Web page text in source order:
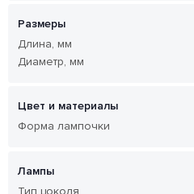
Размеры
Длина, мм
Диаметр, мм
Цвет и материалы
Форма лампочки
Лампы
Тип цоколя